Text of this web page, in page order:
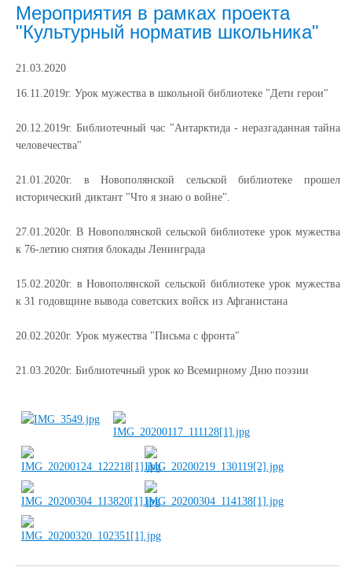
Мероприятия в рамках проекта
"Культурный норматив школьника"
21.03.2020
16.11.2019г. Урок мужества в школьной библиотеке "Дети герои"
20.12.2019г. Библиотечный час "Антарктида - неразгаданная тайна
человечества"
21.01.2020г. в Новополянской сельской библиотеке прошел
исторический диктант "Что я знаю о войне".
27.01.2020г. В Новополянской сельской библиотеке урок мужества
к 76-летию снятия блокады Ленинграда
15.02.2020г. в Новополянской сельской библиотеке урок мужества
к 31 годовщине вывода советских войск из Афганистана
20.02.2020г. Урок мужества "Письма с фронта"
21.03.2020г. Библиотечный урок ко Всемирному Дню поэзии